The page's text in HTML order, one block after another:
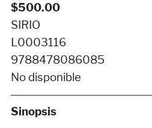
$500.00
SIRIO
L0003116
9788478086085
No disponible
Sinopsis